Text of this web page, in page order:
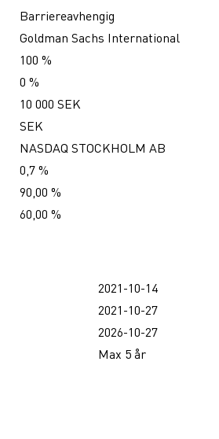
Barriereavhengig
Goldman Sachs International
100 %
0 %
10 000 SEK
SEK
NASDAQ STOCKHOLM AB
0,7 %
90,00 %
60,00 %
2021-10-14
2021-10-27
2026-10-27
Max 5 år